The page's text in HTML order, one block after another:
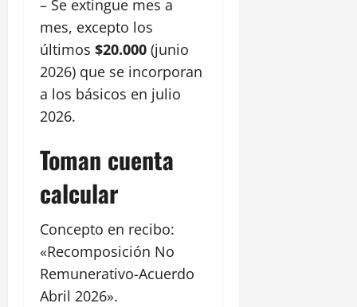
– Se extingue mes a
mes, excepto los
últimos $20.000 (junio
2026) que se incorporan
a los básicos en julio
2026.
Toman cuenta
calcular
Concepto en recibo:
«Recomposición No
Remunerativo-Acuerdo
Abril 2026».